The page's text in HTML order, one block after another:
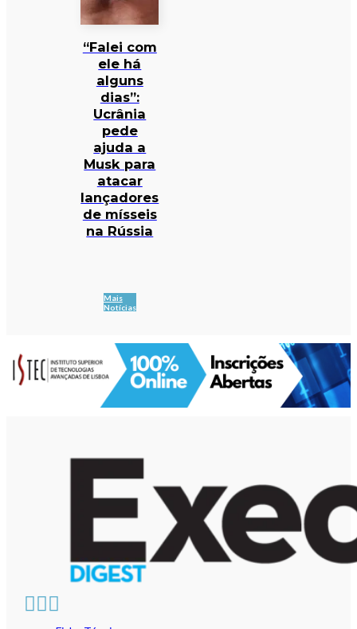
“Falei com
ele há
alguns
dias”:
Ucrânia
pede
ajuda a
Musk para
atacar
lançadores
de mísseis
na Rússia
Mais
Notícias